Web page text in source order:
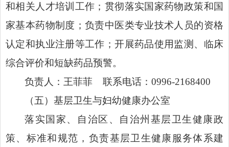
和相关人才培训工作；贯彻落实国家药物政策和国
家基本药物制度；负责中医类专业技术人员的资格
认定和执业注册等工作；开展药品使用监测、临床
综合评价和短缺药品预警。
负责人：王菲菲 联系电话：0996-2168400
（五）基层卫生与妇幼健康办公室
落实国家、自治区、自治州基层卫生健康政
策、标准和规范，负责基层卫生健康服务体系建